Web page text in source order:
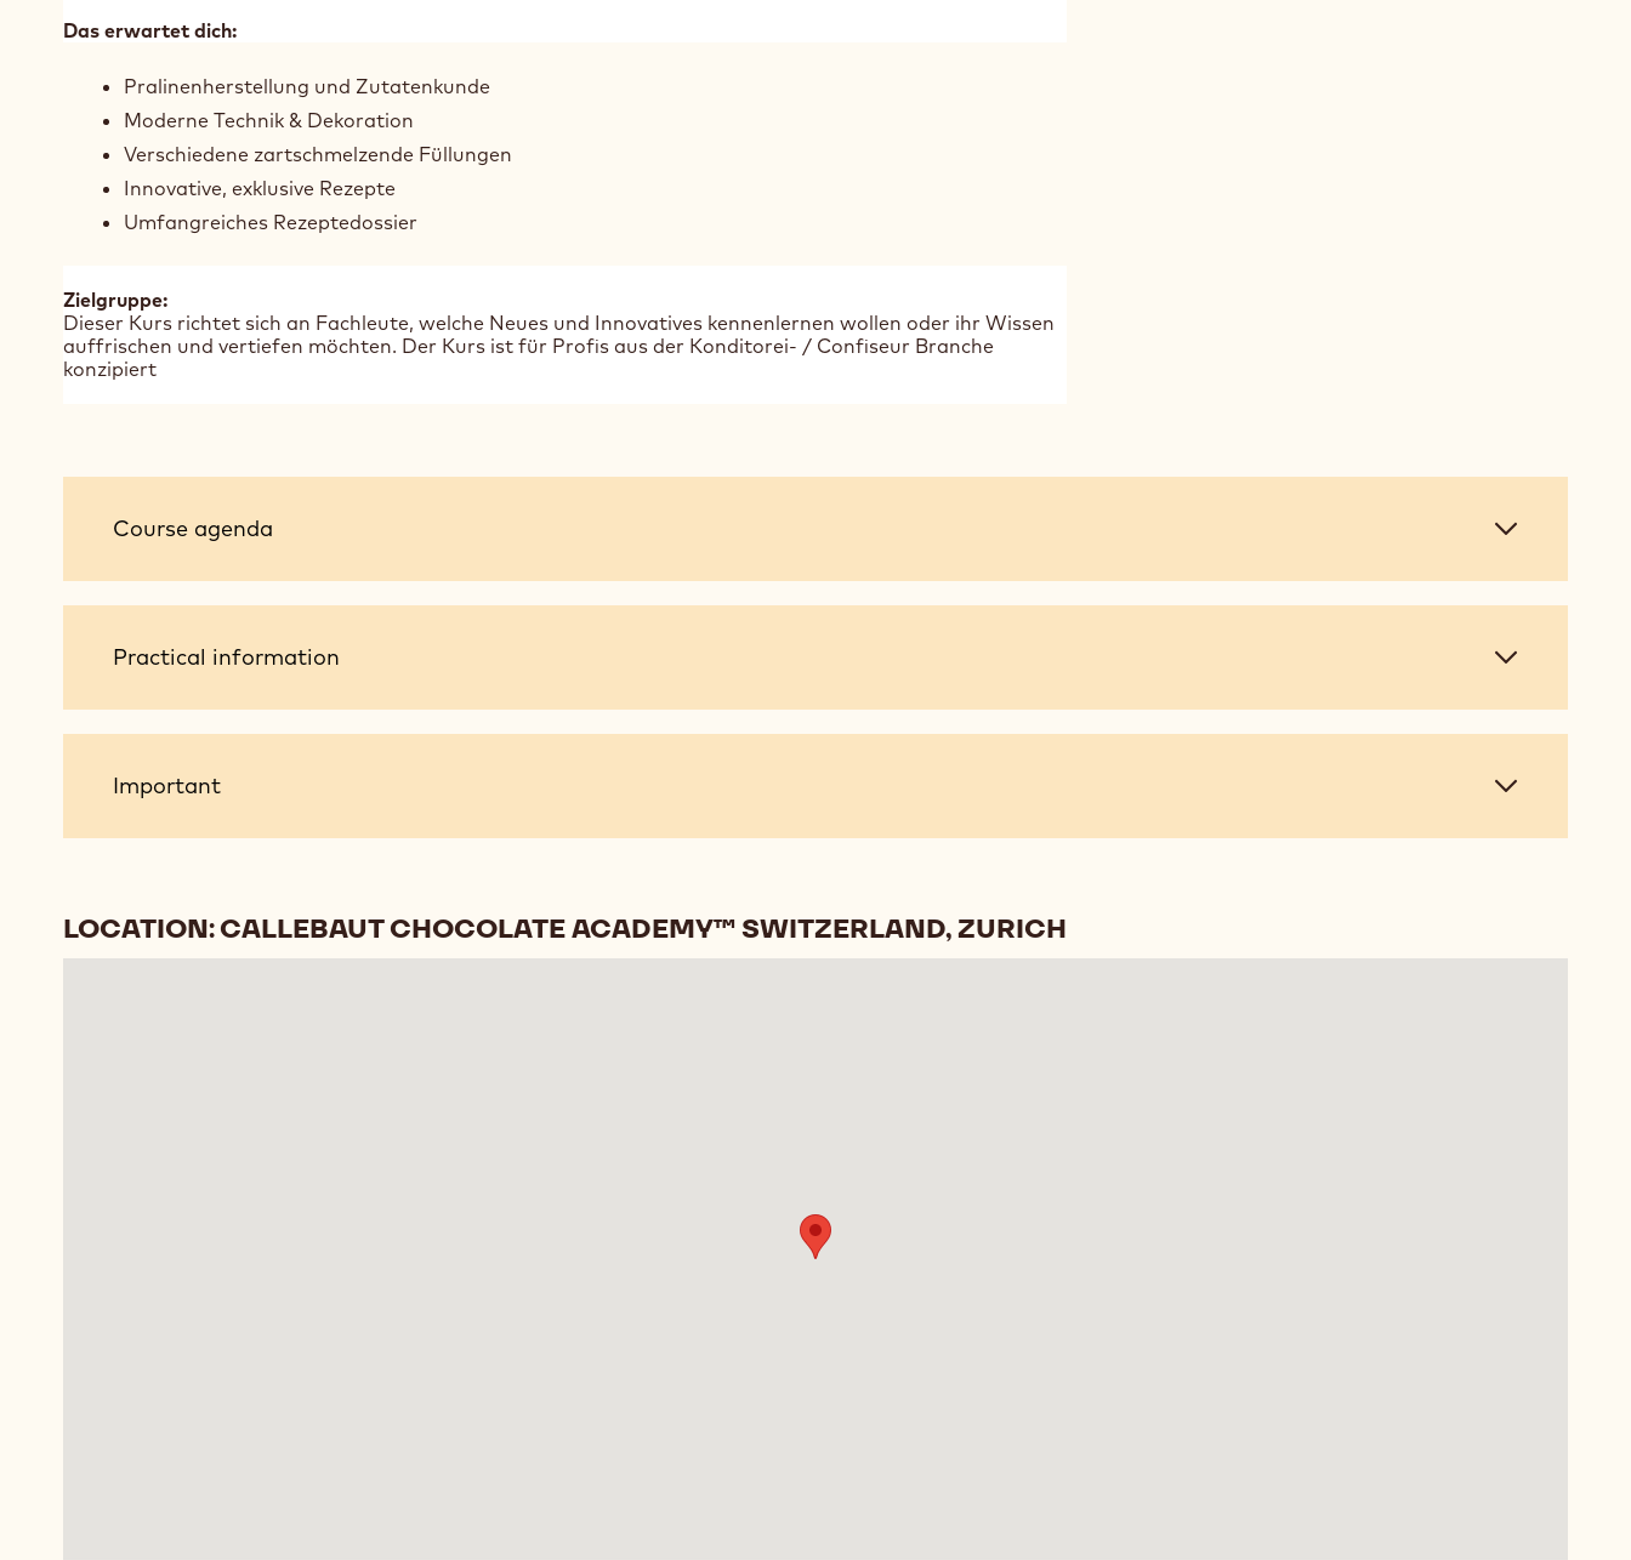
Das erwartet dich:
Pralinenherstellung und Zutatenkunde
Moderne Technik & Dekoration
Verschiedene zartschmelzende Füllungen
Innovative, exklusive Rezepte
Umfangreiches Rezeptedossier
Zielgruppe:
Dieser Kurs richtet sich an Fachleute, welche Neues und Innovatives kennenlernen wollen oder ihr Wissen
auffrischen und vertiefen möchten. Der Kurs ist für Profis aus der Konditorei- / Confiseur Branche
konzipiert
Course
Course agenda
Practical
Practical information
Important
Important
LOCATION: CALLEBAUT CHOCOLATE ACADEMY™ SWITZERLAND, ZURICH